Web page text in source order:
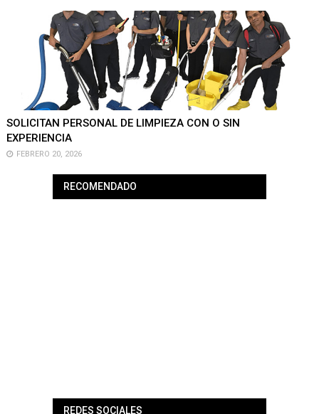
SOLICITAN PERSONAL DE LIMPIEZA CON O SIN
EXPERIENCIA
FEBRERO 20, 2026
RECOMENDADO
REDES SOCIALES